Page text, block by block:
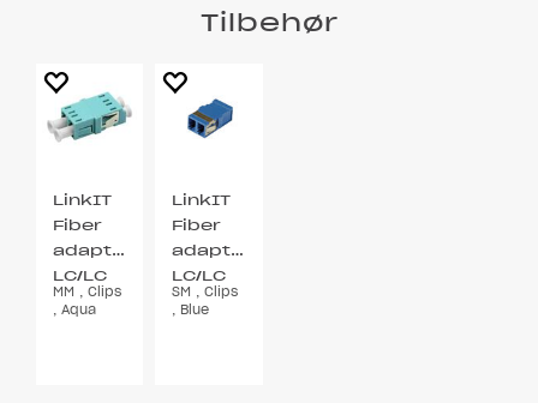
Tilbehør
LinkIT
Fiber
adapter
LC/LC
Duplex
MM , Clips
, Aqua
LinkIT
Fiber
adapter
LC/LC
Duplex
SM , Clips
, Blue